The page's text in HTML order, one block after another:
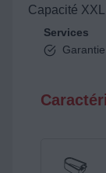
Capacité XXL
Services